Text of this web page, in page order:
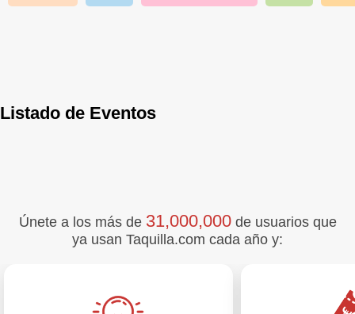
Listado de Eventos
Únete a los más de 31,000,000de usuarios que
ya usan Taquilla.com cada año y: